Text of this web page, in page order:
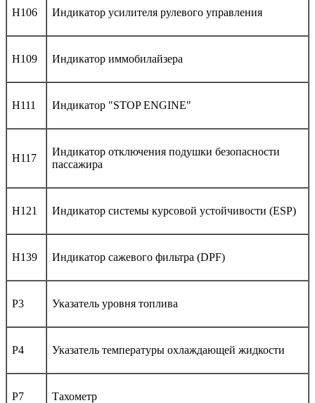
H106 Индикатор усилителя рулевого управления
H109 Индикатор иммобилайзера
H111 Индикатор "STOP ENGINE"
H117
Индикатор отключения подушки безопасности
пассажира
H121 Индикатор системы курсовой устойчивости (ESP)
H139 Индикатор сажевого фильтра (DPF)
P3 Указатель уровня топлива
P4 Указатель температуры охлаждающей жидкости
P7 Тахометр